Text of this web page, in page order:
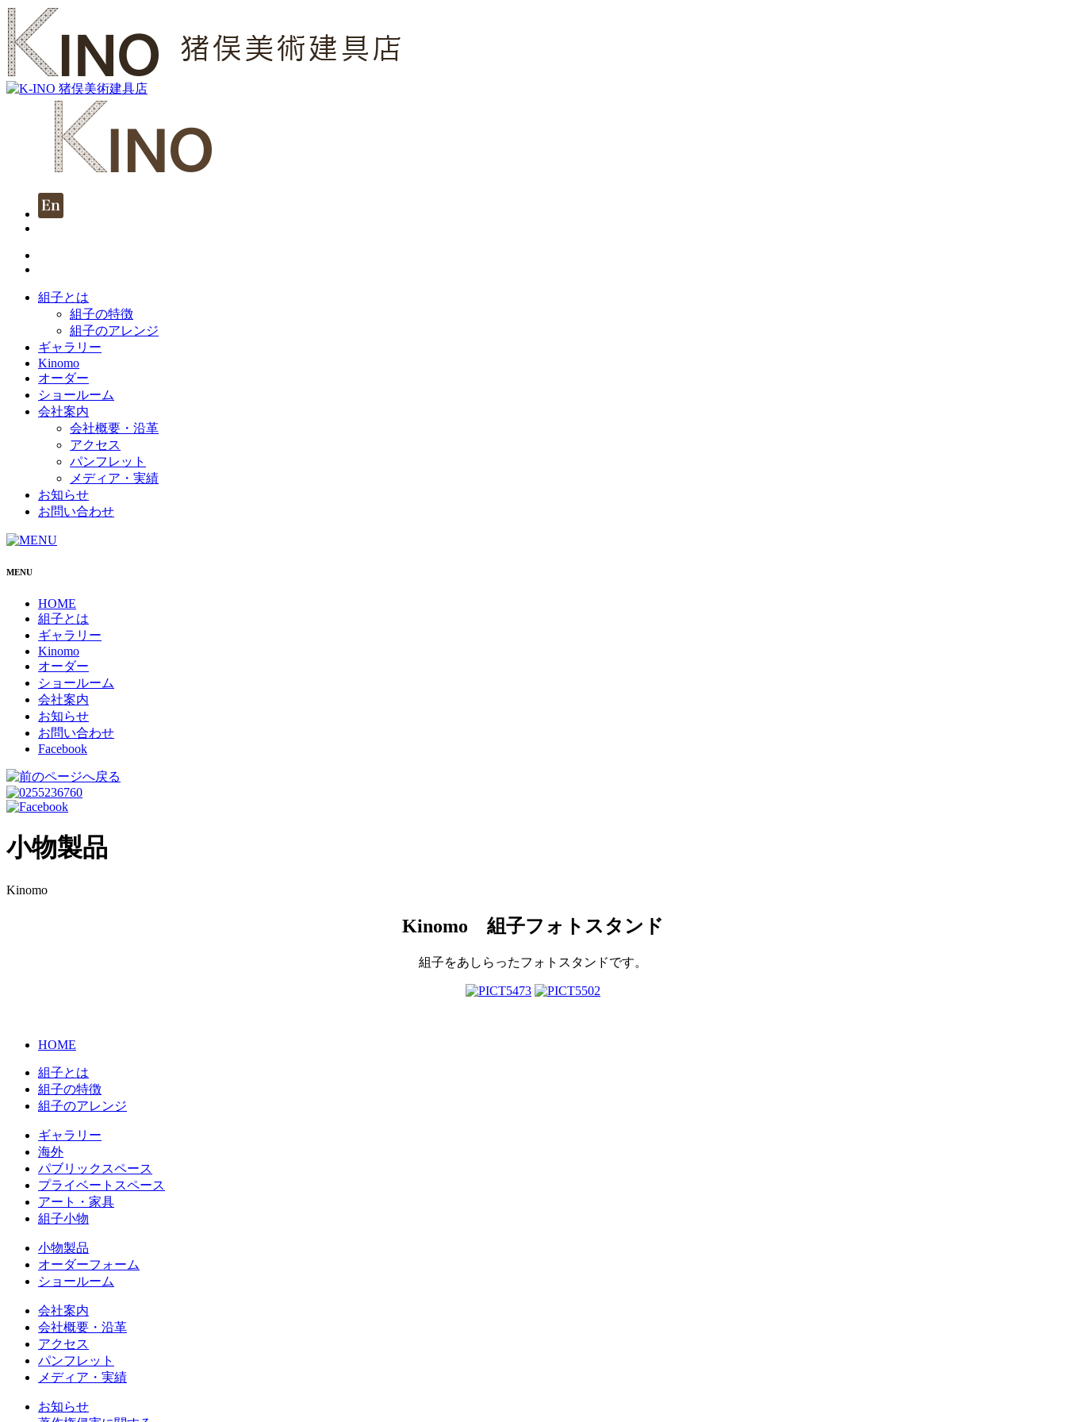
組子とは
組子の特徴
組子のアレンジ
ギャラリー
Kinomo
オーダー
ショールーム
会社案内
会社概要・沿革
アクセス
パンフレット
メディア・実績
お知らせ
お問い合わせ
MENU
HOME
組子とは
ギャラリー
Kinomo
オーダー
ショールーム
会社案内
お知らせ
お問い合わせ
Facebook
小物製品
Kinomo
Kinomo 組子フォトスタンド
組子をあしらったフォトスタンドです。
HOME
組子とは
組子の特徴
組子のアレンジ
ギャラリー
海外
パブリックスペース
プライベートスペース
アート・家具
組子小物
小物製品
オーダーフォーム
ショールーム
会社案内
会社概要・沿革
アクセス
パンフレット
メディア・実績
お知らせ